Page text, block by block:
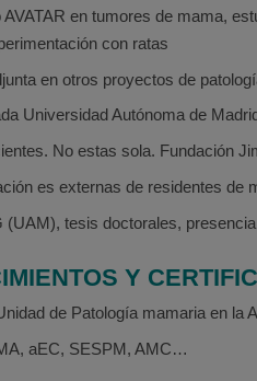
en tumores de mama,
con ratas
en otros proyectos de
Universidad Autónoma de
No estas sola. Fundación
es externas de residentes de
(UAM), tesis doctorales,
Y
de Patología mamaria en la
aEC, SESPM, AMC…